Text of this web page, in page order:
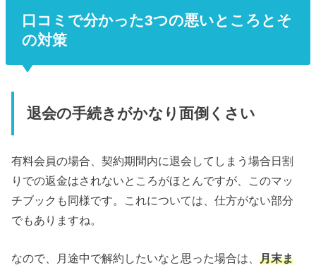
口コミで分かった3つの悪いところとそ
の対策
退会の手続きがかなり面倒くさい
有料会員の場合、契約期間内に退会してしまう場合日割
りでの返金はされないところがほとんですが、このマッ
チブックも同様です。これについては、仕方がない部分
でもありますね。
なので、月途中で解約したいなと思った場合は、月末ま